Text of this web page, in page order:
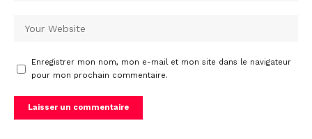
Enregistrer mon nom, mon e-mail et mon site dans le navigateur
pour mon prochain commentaire.